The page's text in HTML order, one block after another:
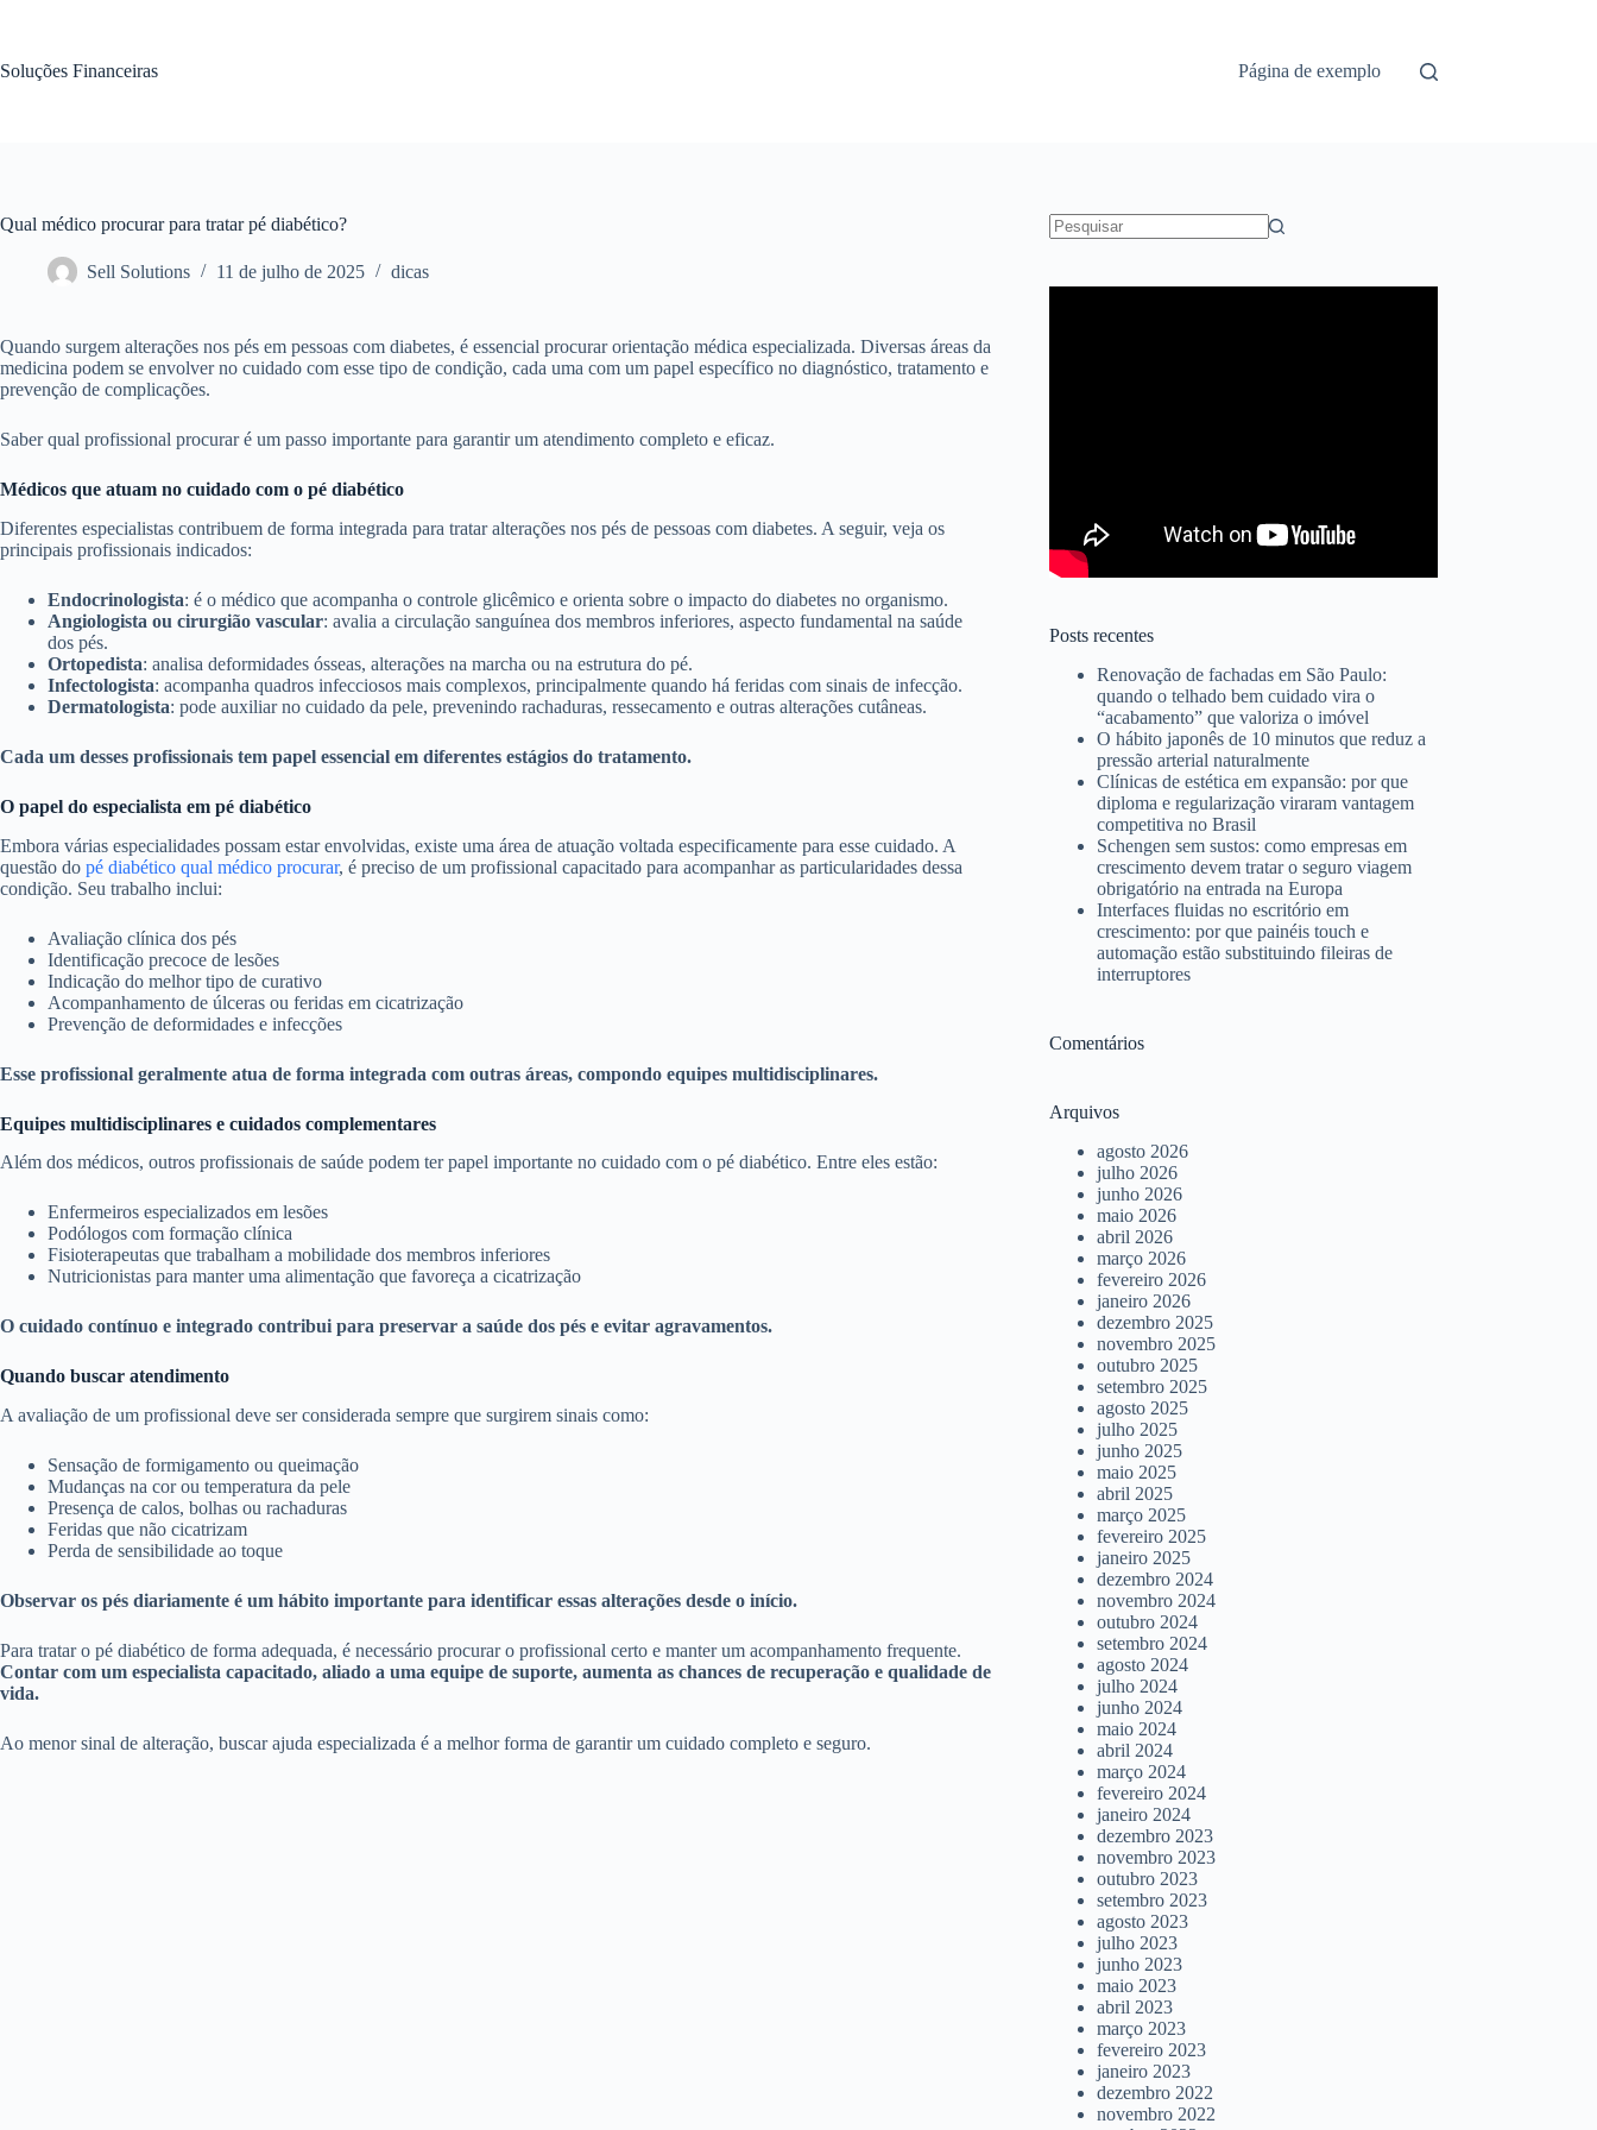
conteúdo
Soluções Financeiras Página de exemplo
Qual médico procurar para tratar pé diabético?
Sell Solutions 11 de julho de 2025 dicas
Quando surgem alterações nos pés em pessoas com diabetes, é essencial procurar orientação médica especializada. Diversas áreas da
medicina podem se envolver no cuidado com esse tipo de condição, cada uma com um papel específico no diagnóstico, tratamento e
prevenção de complicações.
Saber qual profissional procurar é um passo importante para garantir um atendimento completo e eficaz.
Médicos que atuam no cuidado com o pé diabético
Diferentes especialistas contribuem de forma integrada para tratar alterações nos pés de pessoas com diabetes. A seguir, veja os
principais profissionais indicados:
Endocrinologista: é o médico que acompanha o controle glicêmico e orienta sobre o impacto do diabetes no organismo.
Angiologista ou cirurgião vascular: avalia a circulação sanguínea dos membros inferiores, aspecto fundamental na saúde
dos pés.
Ortopedista: analisa deformidades ósseas, alterações na marcha ou na estrutura do pé.
Infectologista: acompanha quadros infecciosos mais complexos, principalmente quando há feridas com sinais de infecção.
Dermatologista: pode auxiliar no cuidado da pele, prevenindo rachaduras, ressecamento e outras alterações cutâneas.
Cada um desses profissionais tem papel essencial em diferentes estágios do tratamento.
O papel do especialista em pé diabético
Embora várias especialidades possam estar envolvidas, existe uma área de atuação voltada especificamente para esse cuidado. A
questão do pé diabético qual médico procurar, é preciso de um profissional capacitado para acompanhar as particularidades dessa
condição. Seu trabalho inclui:
Avaliação clínica dos pés
Identificação precoce de lesões
Indicação do melhor tipo de curativo
Acompanhamento de úlceras ou feridas em cicatrização
Prevenção de deformidades e infecções
Esse profissional geralmente atua de forma integrada com outras áreas, compondo equipes multidisciplinares.
Equipes multidisciplinares e cuidados complementares
Além dos médicos, outros profissionais de saúde podem ter papel importante no cuidado com o pé diabético. Entre eles estão:
Enfermeiros especializados em lesões
Podólogos com formação clínica
Fisioterapeutas que trabalham a mobilidade dos membros inferiores
Nutricionistas para manter uma alimentação que favoreça a cicatrização
O cuidado contínuo e integrado contribui para preservar a saúde dos pés e evitar agravamentos.
Quando buscar atendimento
A avaliação de um profissional deve ser considerada sempre que surgirem sinais como:
Sensação de formigamento ou queimação
Mudanças na cor ou temperatura da pele
Presença de calos, bolhas ou rachaduras
Feridas que não cicatrizam
Perda de sensibilidade ao toque
Observar os pés diariamente é um hábito importante para identificar essas alterações desde o início.
Para tratar o pé diabético de forma adequada, é necessário procurar o profissional certo e manter um acompanhamento frequente.
Contar com um especialista capacitado, aliado a uma equipe de suporte, aumenta as chances de recuperação e qualidade de
vida.
Ao menor sinal de alteração, buscar ajuda especializada é a melhor forma de garantir um cuidado completo e seguro.
Posts recentes
Renovação de fachadas em São Paulo:
quando o telhado bem cuidado vira o
“acabamento” que valoriza o imóvel
O hábito japonês de 10 minutos que reduz a
pressão arterial naturalmente
Clínicas de estética em expansão: por que
diploma e regularização viraram vantagem
competitiva no Brasil
Schengen sem sustos: como empresas em
crescimento devem tratar o seguro viagem
obrigatório na entrada na Europa
Interfaces fluidas no escritório em
crescimento: por que painéis touch e
automação estão substituindo fileiras de
interruptores
Comentários
Arquivos
agosto 2026
julho 2026
junho 2026
maio 2026
abril 2026
março 2026
fevereiro 2026
janeiro 2026
dezembro 2025
novembro 2025
outubro 2025
setembro 2025
agosto 2025
julho 2025
junho 2025
maio 2025
abril 2025
março 2025
fevereiro 2025
janeiro 2025
dezembro 2024
novembro 2024
outubro 2024
setembro 2024
agosto 2024
julho 2024
junho 2024
maio 2024
abril 2024
março 2024
fevereiro 2024
janeiro 2024
dezembro 2023
novembro 2023
outubro 2023
setembro 2023
agosto 2023
julho 2023
junho 2023
maio 2023
abril 2023
março 2023
fevereiro 2023
janeiro 2023
dezembro 2022
novembro 2022